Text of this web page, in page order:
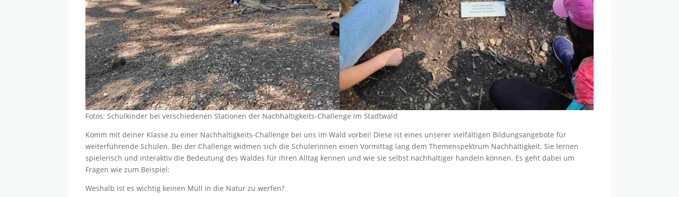
Fotos: Schulkinder bei verschiedenen Stationen der Nachhaltigkeits-Challenge im Stadtwald
Komm mit deiner Klasse zu einer Nachhaltigkeits-Challenge bei uns im Wald vorbei! Diese ist eines unserer vielfältigen Bildungsangebote für
weiterführende Schulen. Bei der Challenge widmen sich die Schülerinnen einen Vormittag lang dem Themenspektrum Nachhaltigkeit. Sie lernen
spielerisch und interaktiv die Bedeutung des Waldes für ihren Alltag kennen und wie sie selbst nachhaltiger handeln können. Es geht dabei um
Fragen wie zum Beispiel:
Weshalb ist es wichtig keinen Müll in die Natur zu werfen?